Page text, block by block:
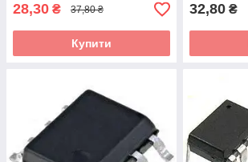
28,30 ₴ 37,80 ₴
Купити
32,80 ₴